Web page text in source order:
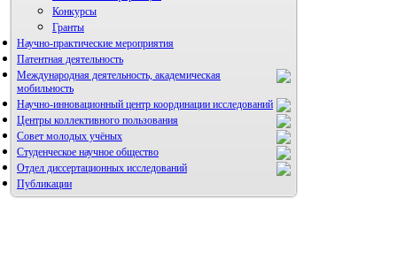
Конкурсы
Гранты
Научно-практические мероприятия
Патентная деятельность
Международная деятельность, академическая
мобильность
Научно-инновационный центр координации исследований
НИИ микрохирургии и клинической анатомии
Центры коллективного пользования
Совет молодых учёных
Студенческое научное общество
Отдел диссертационных исследований
Публикации